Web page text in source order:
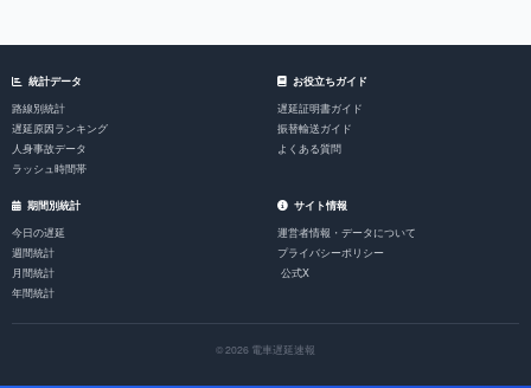
統計データ
路線別統計
遅延原因ランキング
人身事故データ
ラッシュ時間帯
お役立ちガイド
遅延証明書ガイド
振替輸送ガイド
よくある質問
期間別統計
今日の遅延
週間統計
月間統計
年間統計
サイト情報
運営者情報・データについて
プライバシーポリシー
公式X
© 2026 電車遅延速報